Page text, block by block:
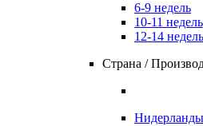
6-9 недель
10-11 недель
12-14 недель
Страна /
Нидерланды